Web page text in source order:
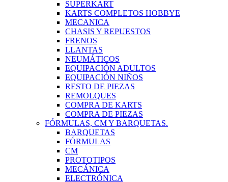
SUPERKART
KARTS COMPLETOS HOBBYE
MECANICA
CHASIS Y REPUESTOS
FRENOS
LLANTAS
NEUMÁTICOS
EQUIPACIÓN ADULTOS
EQUIPACIÓN NIÑOS
RESTO DE PIEZAS
REMOLQUES
COMPRA DE KARTS
COMPRA DE PIEZAS
FÓRMULAS, CM Y BARQUETAS.
BARQUETAS
FÓRMULAS
CM
PROTOTIPOS
MECÁNICA
ELECTRÓNICA